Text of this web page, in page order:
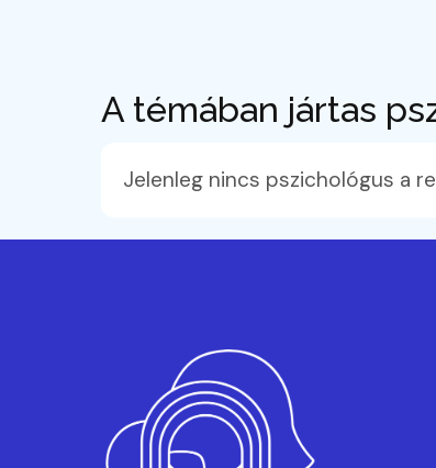
A témában jártas
Jelenleg nincs pszichológus a